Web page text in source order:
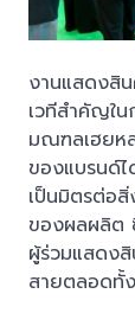
งานแสดงสิ
เวทีสำคัญใน
มณฑลเฮยห
ของแบรนด์
เป็นมิตรต่อ
ของผลผลิต
ผู้ร่วมแสดงสิ
สายตลอดทั้